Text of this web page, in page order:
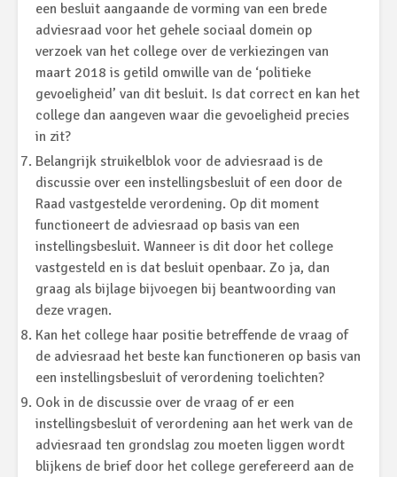
een besluit aangaande de vorming van een brede
adviesraad voor het gehele sociaal domein op
verzoek van het college over de verkiezingen van
maart 2018 is getild omwille van de ‘politieke
gevoeligheid’ van dit besluit. Is dat correct en kan het
college dan aangeven waar die gevoeligheid precies
in zit?
Belangrijk struikelblok voor de adviesraad is de
discussie over een instellingsbesluit of een door de
Raad vastgestelde verordening. Op dit moment
functioneert de adviesraad op basis van een
instellingsbesluit. Wanneer is dit door het college
vastgesteld en is dat besluit openbaar. Zo ja, dan
graag als bijlage bijvoegen bij beantwoording van
deze vragen.
Kan het college haar positie betreffende de vraag of
de adviesraad het beste kan functioneren op basis van
een instellingsbesluit of verordening toelichten?
Ook in de discussie over de vraag of er een
instellingsbesluit of verordening aan het werk van de
adviesraad ten grondslag zou moeten liggen wordt
blijkens de brief door het college gerefereerd aan de